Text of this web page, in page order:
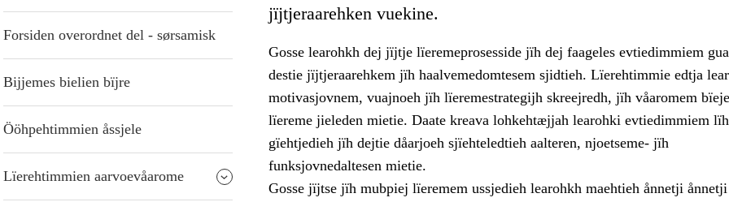
Forsiden overordnet del - sørsamisk
Bijjemes bielien bïjre
Ööhpehtimmien åssjele
Lïerehtimmien aarvoevåarome
jïjtjeraarehken vuekine.
Gosse learohkh dej jïjtje lïeremeprosesside jïh dej faageles evtiedimmiem
destie jïjtjeraarehkem jïh haalvemedomtesem sjidtieh. Lïerehtimmie edtja
motivasjovnem, vuajnoeh jïh lïeremestrategijh skreejredh, jïh våaromem
lïereme jieleden mietie. Daate kreava lohkehtæjjah learohki evtiedimmiem
gïehtjedieh jïh dejtie dåarjoeh sjïehteledtieh aalteren, njoetseme- jïh
funksjovnedaltesen mietie.
Gosse jïjtse jïh mubpiej lïeremem ussjedieh learohkh maehtieh ånnetji ånnetji